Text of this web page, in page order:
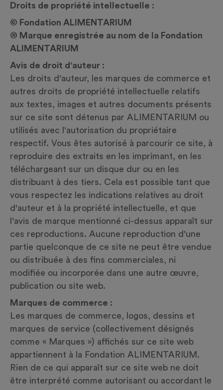
Droits de propriété intellectuelle :
© Fondation ALIMENTARIUM
® Marque enregistrée au nom de la Fondation
ALIMENTARIUM
Avis de droit d'auteur :
Les droits d'auteur, les marques de commerce et
autres droits de propriété intellectuelle relatifs
aux textes, images et autres documents présents
sur ce site sont détenus par ALIMENTARIUM ou
utilisés avec l'autorisation du propriétaire
respectif. Vous êtes autorisé à parcourir ce site, à
reproduire des extraits en les imprimant, en les
téléchargeant sur un disque dur ou en les
distribuant à des tiers. Cela est possible tant que
vous respectez les indications relatives au droit
d'auteur et à la propriété intellectuelle, et que
l'avis de marque mentionné ci-dessus apparaît sur
ces reproductions. Aucune reproduction d'une
partie quelconque de ce site ne peut être vendue
ou distribuée à des fins commerciales, ni
modifiée ou incorporée dans une autre œuvre,
publication ou site web.
Marques de commerce :
Les marques de commerce, logos, dessins et
marques de service (collectivement désignés
comme « Marques ») affichés sur ce site web
appartiennent à la Fondation ALIMENTARIUM.
Rien de ce qui apparaît sur ce site web ne doit
être interprété comme autorisant ou accordant le